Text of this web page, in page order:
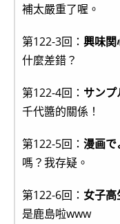
補太嚴重了喔。
第122-3回： 興味関
什麼差錯？
第122-4回： サンプ
千代醬的關係！
第122-5回： 漫画で
嗎？我存疑。
第122-6回： 女子
是鹿島啦www